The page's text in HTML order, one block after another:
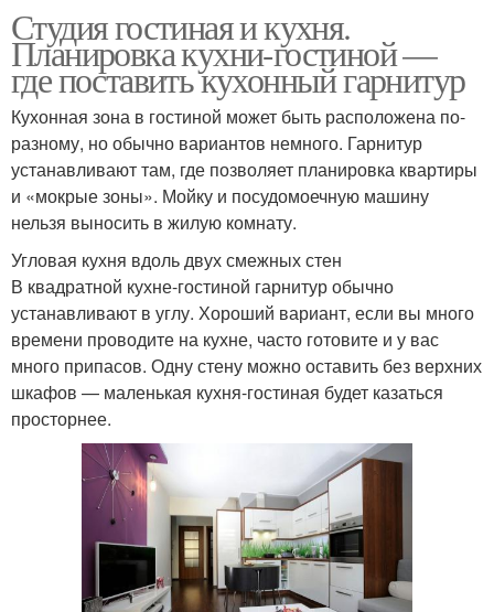
Студия гостиная и кухня.
Планировка кухни-гостиной —
где поставить кухонный гарнитур
Кухонная зона в гостиной может быть расположена по-
разному, но обычно вариантов немного. Гарнитур
устанавливают там, где позволяет планировка квартиры
и «мокрые зоны». Мойку и посудомоечную машину
нельзя выносить в жилую комнату.
Угловая кухня вдоль двух смежных стен
В квадратной кухне-гостиной гарнитур обычно
устанавливают в углу. Хороший вариант, если вы много
времени проводите на кухне, часто готовите и у вас
много припасов. Одну стену можно оставить без верхних
шкафов — маленькая кухня-гостиная будет казаться
просторнее.